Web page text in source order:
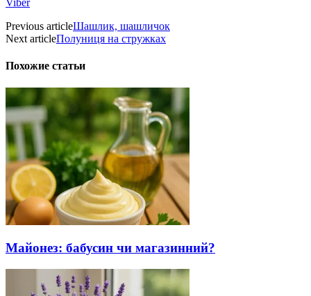
Viber
Previous articleШашлик, шашличок
Next articleПолуниця на стружках
Похожие статьи
Майонез: бабусин чи магазинний?